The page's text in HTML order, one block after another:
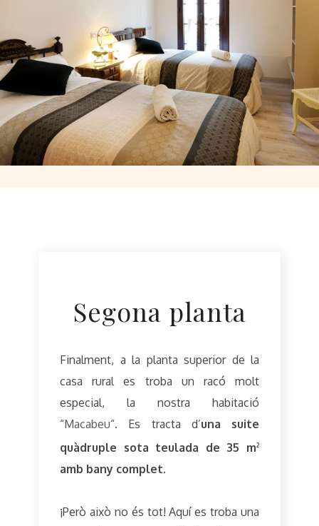
Segona planta
Finalment, a la planta superior de la
casa rural es troba un racó molt
especial, la nostra habitació
“Macabeu“. Es tracta d’una suite
quàdruple sota teulada de 35 m2
amb bany complet.
¡Però això no és tot! Aquí es troba una